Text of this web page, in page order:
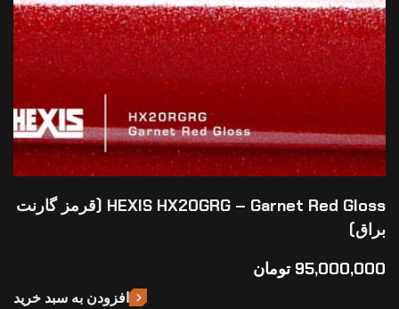
HEXIS HX20GRG – Garnet Red Gloss (قرمز گارنت
براق)
95,000,000 تومان
افزودن به سبد خرید